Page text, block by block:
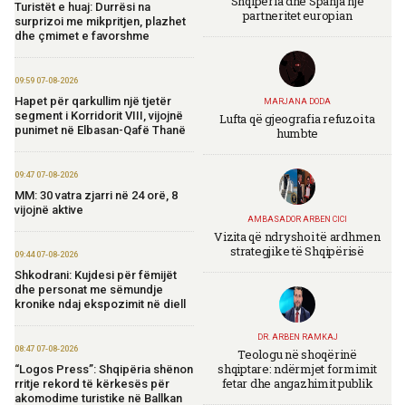
Turistët e huaj: Durrësi na
surprizoi me mikpritjen, plazhet
dhe çmimet e favorshme
09:59 07-08-2026
Hapet për qarkullim një tjetër
segment i Korridorit VIII, vijojnë
punimet në Elbasan-Qafë Thanë
09:47 07-08-2026
MM: 30 vatra zjarri në 24 orë, 8
vijojnë aktive
09:44 07-08-2026
Shkodrani: Kujdesi për fëmijët
dhe personat me sëmundje
kronike ndaj ekspozimit në diell
08:47 07-08-2026
“Logos Press”: Shqipëria shënon
rritje rekord të kërkesës për
akomodime turistike në Ballkan
partneritet europian
MARJANA DODA
Lufta që gjeografia refuzoi ta
humbte
AMBASADOR ARBEN CICI
Vizita që ndryshoi të ardhmen
strategjike të Shqipërisë
DR. ARBEN RAMKAJ
Teologu në shoqërinë
shqiptare: ndërmjet formimit
fetar dhe angazhimit publik